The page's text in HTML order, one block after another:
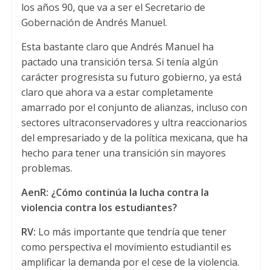
los años 90, que va a ser el Secretario de
Gobernación de Andrés Manuel.
Esta bastante claro que Andrés Manuel ha
pactado una transición tersa. Si tenía algún
carácter progresista su futuro gobierno, ya está
claro que ahora va a estar completamente
amarrado por el conjunto de alianzas, incluso con
sectores ultraconservadores y ultra reaccionarios
del empresariado y de la política mexicana, que ha
hecho para tener una transición sin mayores
problemas.
AenR: ¿Cómo continúa la lucha contra la
violencia contra los estudiantes?
RV: Lo más importante que tendría que tener
como perspectiva el movimiento estudiantil es
amplificar la demanda por el cese de la violencia.